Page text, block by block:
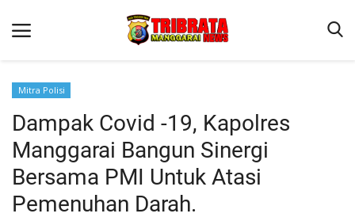
Beranda
Binkam
Kapolres Manggarai Imbau Masyarakat Waspada Cuaca
Kapolres Manggarai Imbau Masyarakat Waspada Cuaca
Mitra Polisi
Dampak Covid -19, Kapolres
Manggarai Bangun Sinergi
Bersama PMI Untuk Atasi
Pemenuhan Darah.